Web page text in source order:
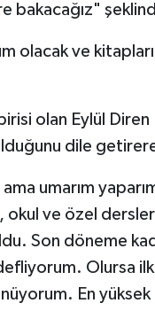
bakacağız"
olacak ve
olan Eylül
dile
umarım
okul ve özel
Son döneme
Olursa
En